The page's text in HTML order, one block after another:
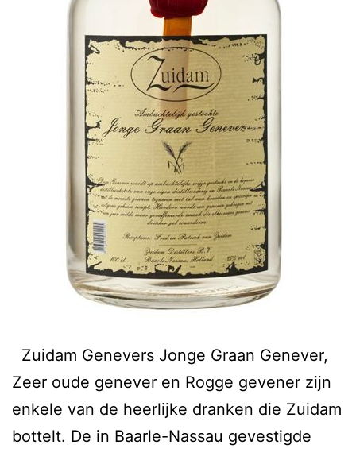
Zuidam Genevers Jonge Graan Genever,
Zeer oude genever en Rogge gevener zijn
enkele van de heerlijke dranken die Zuidam
bottelt. De in Baarle-Nassau gevestigde